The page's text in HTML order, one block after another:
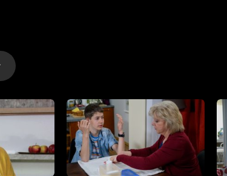
ma wyjścia, musi go zapytać. Po pracy